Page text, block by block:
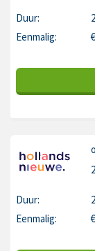
Duur:
Eenmalig:
€
Duur:
Eenmalig:
€